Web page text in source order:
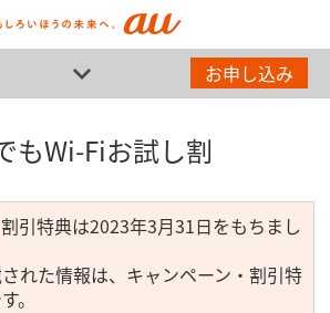
お申し込み
もWi-Fiお試し割
引特典は2023年3月31日をもちまし
れた情報は、キャンペーン・割引特
。